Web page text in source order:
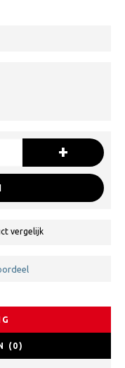
+
vergelijk
(0)